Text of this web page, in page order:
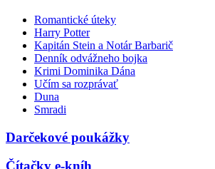
Romantické úteky
Harry Potter
Kapitán Stein a Notár Barbarič
Denník odvážneho bojka
Krimi Dominika Dána
Učím sa rozprávať
Duna
Smradi
Darčekové poukážky